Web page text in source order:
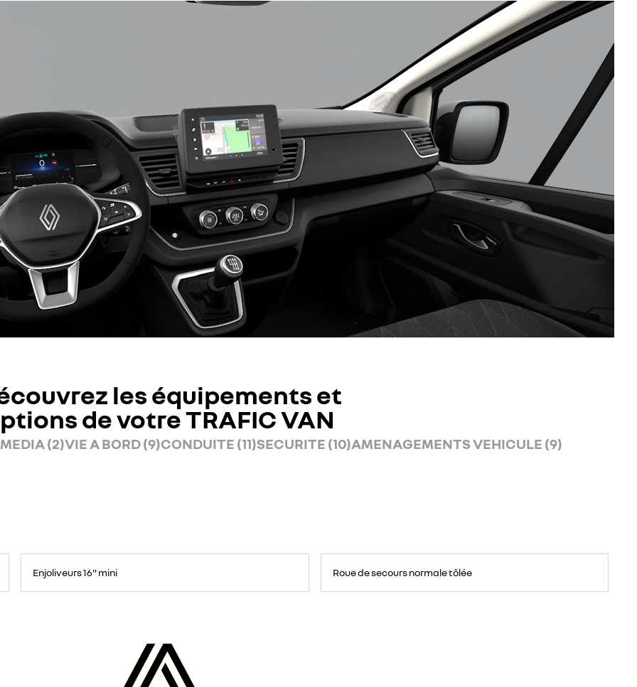
les équipements et
de votre TRAFIC VAN
(2)VIE A BORD (9)CONDUITE (11)SECURITE (10)AMENAGEMENTS VEHICULE (9)
Enjoliveurs 16" mini
secours
Roue de secours normale tôlée